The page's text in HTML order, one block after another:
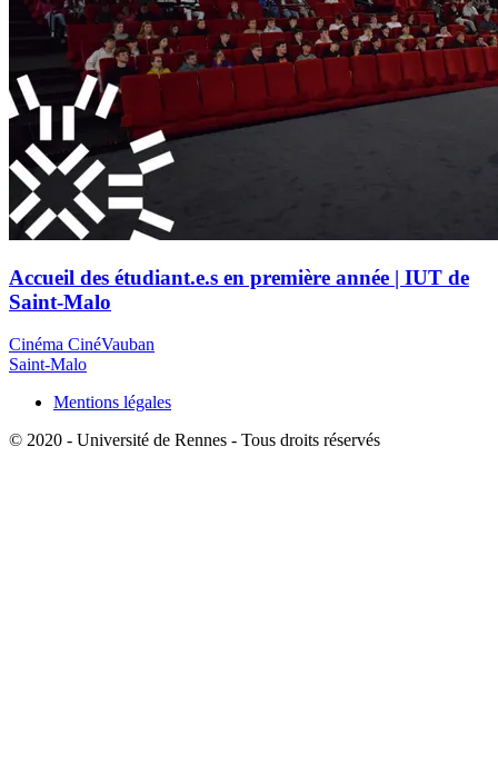
Accueil des étudiant.e.s en première année | IUT de
Saint-Malo
Cinéma CinéVauban
Saint-Malo
Mentions légales
© 2020 - Université de Rennes - Tous droits réservés